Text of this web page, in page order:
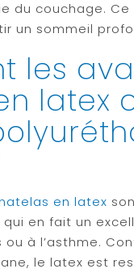
du couchage.
un sommeil
les
latex
en latex
en fait un
à l’asthme.
le latex est